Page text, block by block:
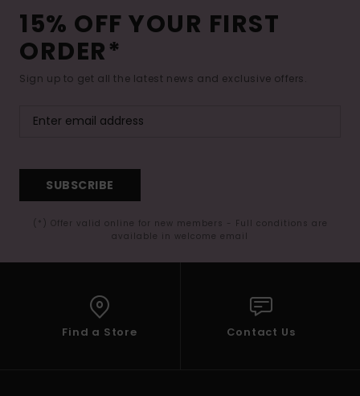
15% OFF YOUR FIRST
ORDER*
Sign up to get all the latest news and exclusive offers.
SUBSCRIBE
(*) Offer valid online for new members - Full conditions are
available in welcome email
Find a Store Contact Us